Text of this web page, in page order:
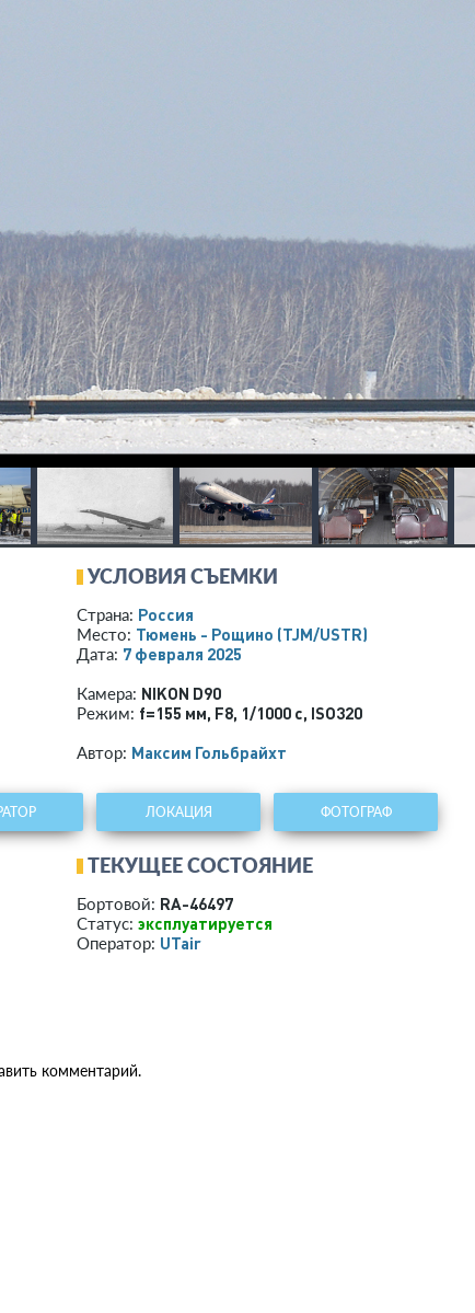
УСЛОВИЯ СЪЕМКИ
Страна: Россия
Место: Тюмень - Рощино (TJM/USTR)
Дата: 7 февраля 2025
Камера: NIKON D90
Режим: f=155 мм, F8, 1/1000 с, ISO320
Автор: Максим Гольбрайхт
ЛОКАЦИЯ ФОТОГРАФ
ТЕКУЩЕЕ СОСТОЯНИЕ
Бортовой: RA-46497
Статус: эксплуатируется
Оператор: UTair
комментарий.